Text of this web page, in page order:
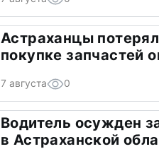
Астраханцы
покупке запчастей
7 августа 0
Водитель осужден
в Астраханской